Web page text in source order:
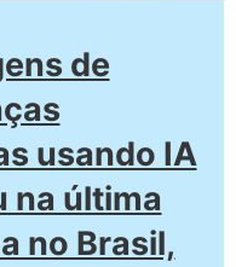
de
usando IA
na última
no Brasil,